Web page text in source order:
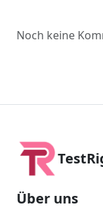
Noch keine
Über uns